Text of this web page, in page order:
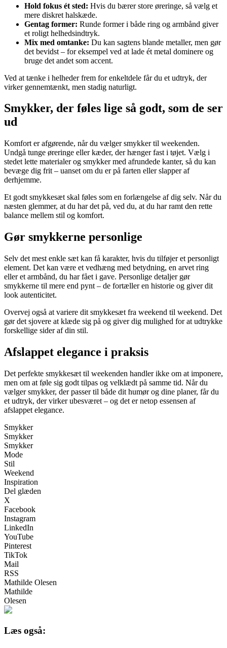
Hold fokus ét sted: Hvis du bærer store øreringe, så vælg et
mere diskret halskæde.
Gentag former: Runde former i både ring og armbånd giver
et roligt helhedsindtryk.
Mix med omtanke: Du kan sagtens blande metaller, men gør
det bevidst – for eksempel ved at lade ét metal dominere og
bruge det andet som accent.
Ved at tænke i helheder frem for enkeltdele får du et udtryk, der
virker gennemtænkt, men stadig naturligt.
Smykker, der føles lige så godt, som de ser
ud
Komfort er afgørende, når du vælger smykker til weekenden.
Undgå tunge øreringe eller kæder, der hænger fast i tøjet. Vælg i
stedet lette materialer og smykker med afrundede kanter, så du kan
bevæge dig frit – uanset om du er på farten eller slapper af
derhjemme.
Et godt smykkesæt skal føles som en forlængelse af dig selv. Når du
næsten glemmer, at du har det på, ved du, at du har ramt den rette
balance mellem stil og komfort.
Gør smykkerne personlige
Selv det mest enkle sæt kan få karakter, hvis du tilføjer et personligt
element. Det kan være et vedhæng med betydning, en arvet ring
eller et armbånd, du har fået i gave. Personlige detaljer gør
smykkerne til mere end pynt – de fortæller en historie og giver dit
look autenticitet.
Overvej også at variere dit smykkesæt fra weekend til weekend. Det
gør det sjovere at klæde sig på og giver dig mulighed for at udtrykke
forskellige sider af din stil.
Afslappet elegance i praksis
Det perfekte smykkesæt til weekenden handler ikke om at imponere,
men om at føle sig godt tilpas og velklædt på samme tid. Når du
vælger smykker, der passer til både dit humør og dine planer, får du
et udtryk, der virker ubesværet – og det er netop essensen af
afslappet elegance.
Smykker
Smykker
Smykker
Mode
Stil
Weekend
Inspiration
Del glæden
X
Facebook
Instagram
LinkedIn
YouTube
Pinterest
TikTok
Mail
RSS
Mathilde Olesen
Mathilde
Olesen
Læs også: